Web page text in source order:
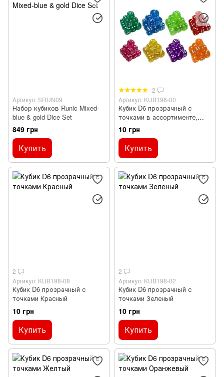
Артикул: SRUN09
Набор кубиков Runic Mixed-
blue & gold Dice Set
849 грн
Купить
2
Артикул: KUB198-00
Кубик D6 прозрачный с
точками в ассортименте,
Ассорти
10 грн
Купить
2
Артикул: KUB198-08
Кубик D6 прозрачный с
точками Красный
10 грн
Купить
2
Артикул: KUB198-02
Кубик D6 прозрачный с
точками Зеленый
10 грн
Купить